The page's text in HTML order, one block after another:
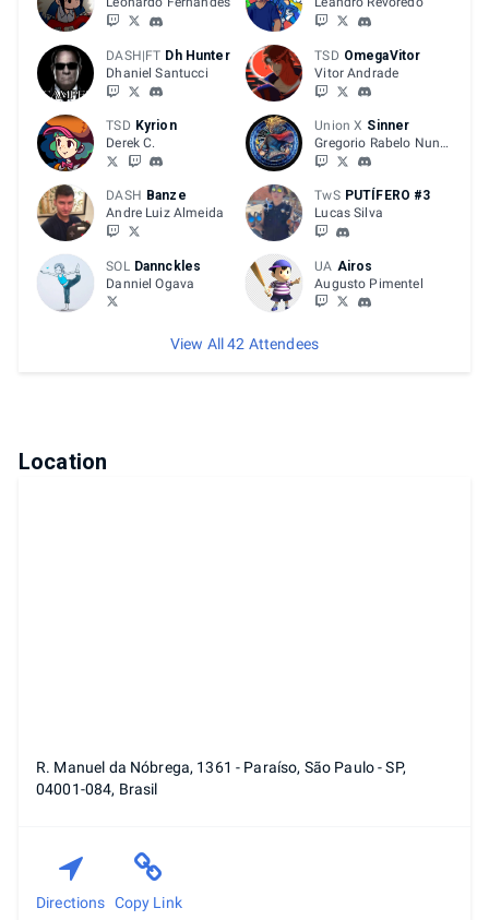
DASH|FT Dh Hunter
Dhaniel Santucci
TSD OmegaVitor
Vitor Andrade
TSD Kyrion
Derek C.
Union X Sinner
Gregorio Rabelo Nunes
DASH Banze
Andre Luiz Almeida
TwS PUTÍFERO #3
Lucas Silva
SOL
Dannckles
Danniel Ogava
UA Airos
Augusto Pimentel
View All 42 Attendees
Location
R. Manuel da Nóbrega, 1361 - Paraíso, São Paulo - SP,
04001-084, Brasil
Directions Copy Link